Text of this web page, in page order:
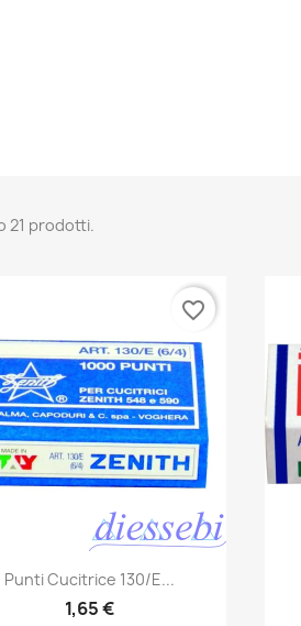
21 prodotti.
Anteprima
Punti Cucitrice 130/E...
1,65 €
favorite_border